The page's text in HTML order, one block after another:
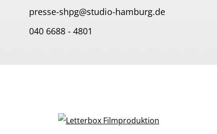
presse-shpg@studio-hamburg.de
040 6688 - 4801